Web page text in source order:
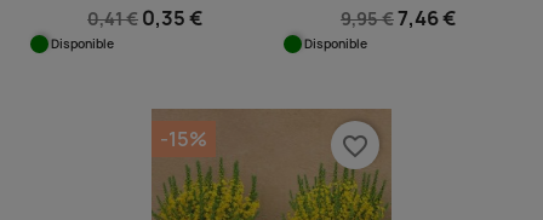
0,41 € 0,35 €
Disponible
9,95 €7,46 €
Disponible
-15% favorite_border